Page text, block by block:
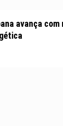
avança com